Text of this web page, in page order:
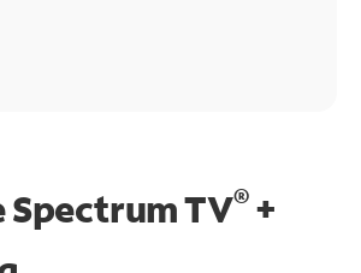
Spectrum TV®+